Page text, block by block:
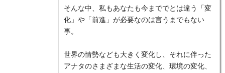
そんな中、私もあなたも今まででとは違う「変
化」や「前進」が必要なのは言うまでもない
事。
世界の情勢なども大きく変化し、それに伴った
アナタのさまざまな生活の変化、環境の変化、